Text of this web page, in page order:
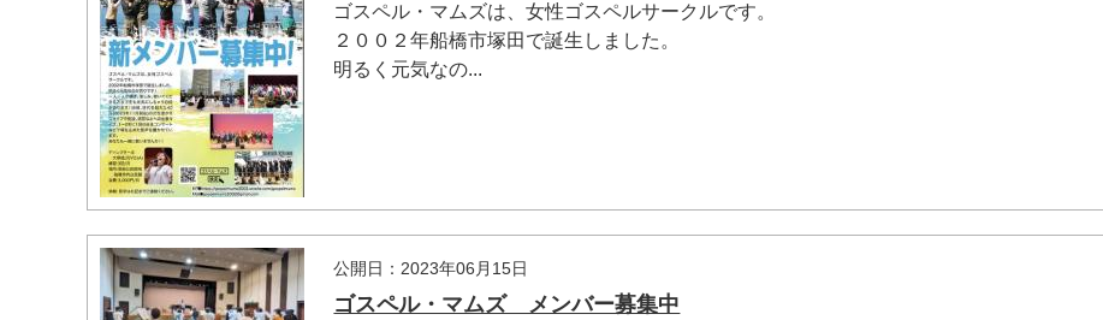
ゴスペル・マムズは、女性ゴスペルサークルです。
２００２年船橋市塚田で誕生しました。
明るく元気なの...
公開日：2023年06月15日
ゴスペル・マムズ メンバー募集中
マイメディア検索